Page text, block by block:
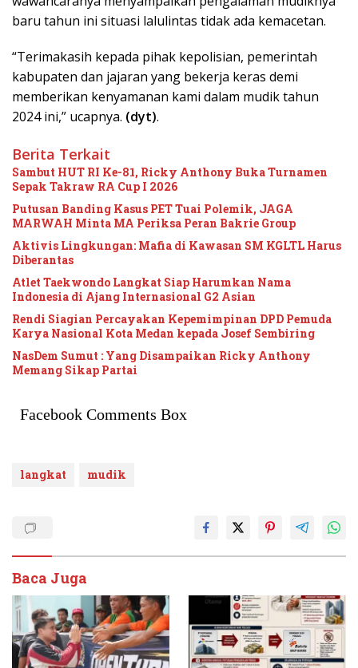
baru tahun ini situasi lalulintas tidak ada kemacetan.
“Terimakasih kepada pihak kepolisian, pemerintah
kabupaten dan jajaran yang bekerja keras demi
memberikan kenyamanan kami dalam mudik tahun
2024 ini,” ucapnya. (dyt).
Berita Terkait
Sambut HUT RI Ke-81, Ricky Anthony Buka Turnamen
Sepak Takraw RA Cup I 2026
Putusan Banding Kasus PET Tuai Polemik, JAGA
MARWAH Minta MA Periksa Peran Bakrie Group
Aktivis Lingkungan: Mafia di Kawasan SM KGLTL Harus
Diberantas
Atlet Taekwondo Langkat Siap Harumkan Nama
Indonesia di Ajang Internasional G2 Asian
Rendi Siagian Percayakan Kepemimpinan DPD Pemuda
Karya Nasional Kota Medan kepada Josef Sembiring
NasDem Sumut : Yang Disampaikan Ricky Anthony
Memang Sikap Partai
Facebook Comments Box
langkat mudik
Baca Juga